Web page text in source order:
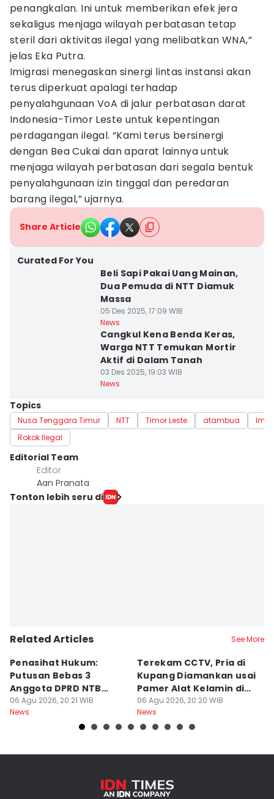
penangkalan. Ini untuk memberikan efek jera
sekaligus menjaga wilayah perbatasan tetap
steril dari aktivitas ilegal yang melibatkan WNA,”
jelas Eka Putra.
Imigrasi menegaskan sinergi lintas instansi akan
terus diperkuat apalagi terhadap
penyalahgunaan VoA di jalur perbatasan darat
Indonesia-Timor Leste untuk kepentingan
perdagangan ilegal. “Kami terus bersinergi
dengan Bea Cukai dan aparat lainnya untuk
menjaga wilayah perbatasan dari segala bentuk
penyalahgunaan izin tinggal dan peredaran
barang ilegal,” ujarnya.
Share Article
Curated For You
Beli Sapi Pakai Uang Mainan,
Dua Pemuda di NTT Diamuk
Massa
05 Des 2025, 17:09 WIB
News
Cangkul Kena Benda Keras,
Warga NTT Temukan Mortir
Aktif di Dalam Tanah
03 Des 2025, 19:03 WIB
News
Topics
Nusa Tenggara Timur NTT Timor Leste atambua
Rokok Ilegal
Editorial Team
Editor
Aan Pranata
Tonton lebih seru di
Related Articles See More
Penasihat Hukum:
Putusan Bebas 3
Anggota DPRD NTB
Bersifat Final
06 Agu 2026, 20:21 WIB
News
Terekam CCTV, Pria di
Kupang Diamankan usai
Pamer Alat Kelamin di
Kios
06 Agu 2026, 20:20 WIB
News